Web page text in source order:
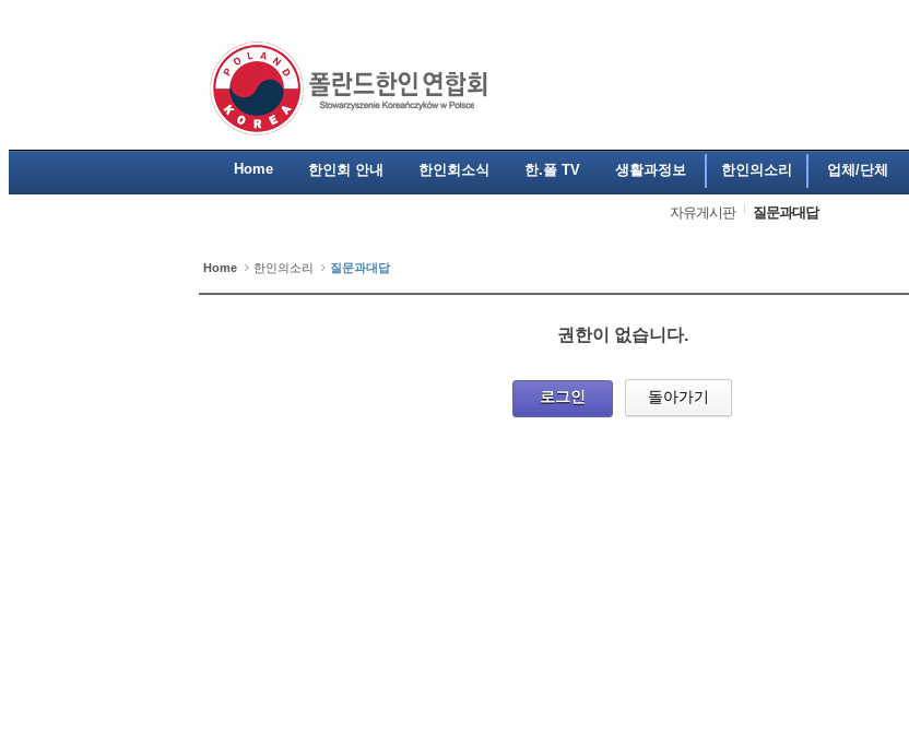
Home 한인회 안내 한인회소식 한.폴 TV 생활과정보 한인의소리 업체/단체
자유게시판 질문과대답
Home 한인의소리 질문과대답
권한이 없습니다.
로그인 돌아가기